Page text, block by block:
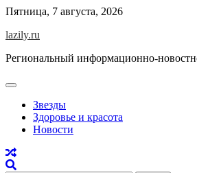
Skip
content
Пятница, 7 августа, 2026
lazily.ru
Региональный информационно-
Звезды
Здоровье и красота
Новости